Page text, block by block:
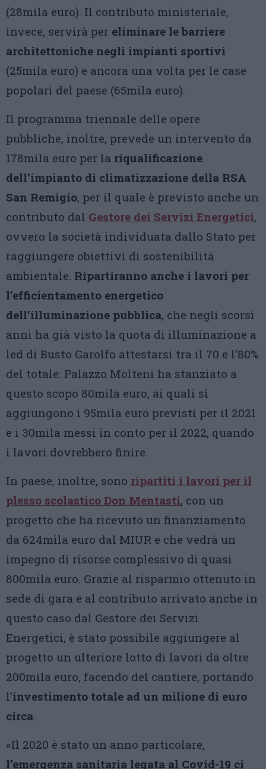
(28mila euro). Il contributo ministeriale,
invece, servirà per eliminare le barriere
architettoniche negli impianti sportivi
(25mila euro) e ancora una volta per le case
popolari del paese (65mila euro).
Il programma triennale delle opere
pubbliche, inoltre, prevede un intervento da
178mila euro per la riqualificazione
dell’impianto di climatizzazione della RSA
San Remigio, per il quale è previsto anche un
contributo dal Gestore dei Servizi Energetici,
ovvero la società individuata dallo Stato per
raggiungere obiettivi di sostenibilità
ambientale. Ripartiranno anche i lavori per
l’efficientamento energetico
dell’illuminazione pubblica, che negli scorsi
anni ha già visto la quota di illuminazione a
led di Busto Garolfo attestarsi tra il 70 e l’80%
del totale: Palazzo Molteni ha stanziato a
questo scopo 80mila euro, ai quali si
aggiungono i 95mila euro previsti per il 2021
e i 30mila messi in conto per il 2022, quando
i lavori dovrebbero finire.
In paese, inoltre, sono ripartiti i lavori per il
plesso scolastico Don Mentasti, con un
progetto che ha ricevuto un finanziamento
da 624mila euro dal MIUR e che vedrà un
impegno di risorse complessivo di quasi
800mila euro. Grazie al risparmio ottenuto in
sede di gara e al contributo arrivato anche in
questo caso dal Gestore dei Servizi
Energetici, è stato possibile aggiungere al
progetto un ulteriore lotto di lavori da oltre
200mila euro, facendo del cantiere, portando
l’investimento totale ad un milione di euro
circa.
«Il 2020 è stato un anno particolare,
l’emergenza sanitaria legata al Covid-19 ci